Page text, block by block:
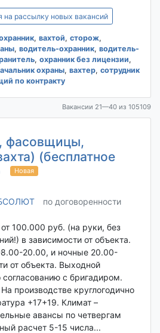
на рассылку новых вакансий
, вахтой, сторож,
, водитель-охранник, водитель-
, охранник без лицензии,
охраны, вахтер, сотрудник
по контракту
Вакансии 21—40 из 105109
фасовщицы,
(бесплатное
Новая
по договоренности
100.000 руб. (на руки, без
в зависимости от объекта.
20.00, и ночные 20.00-
от объекта. Выходной
согласованию с бригадиром.
производстве круглогодично
+17+19. Климат –
авансы по четвергам
расчет 5-15 числа...